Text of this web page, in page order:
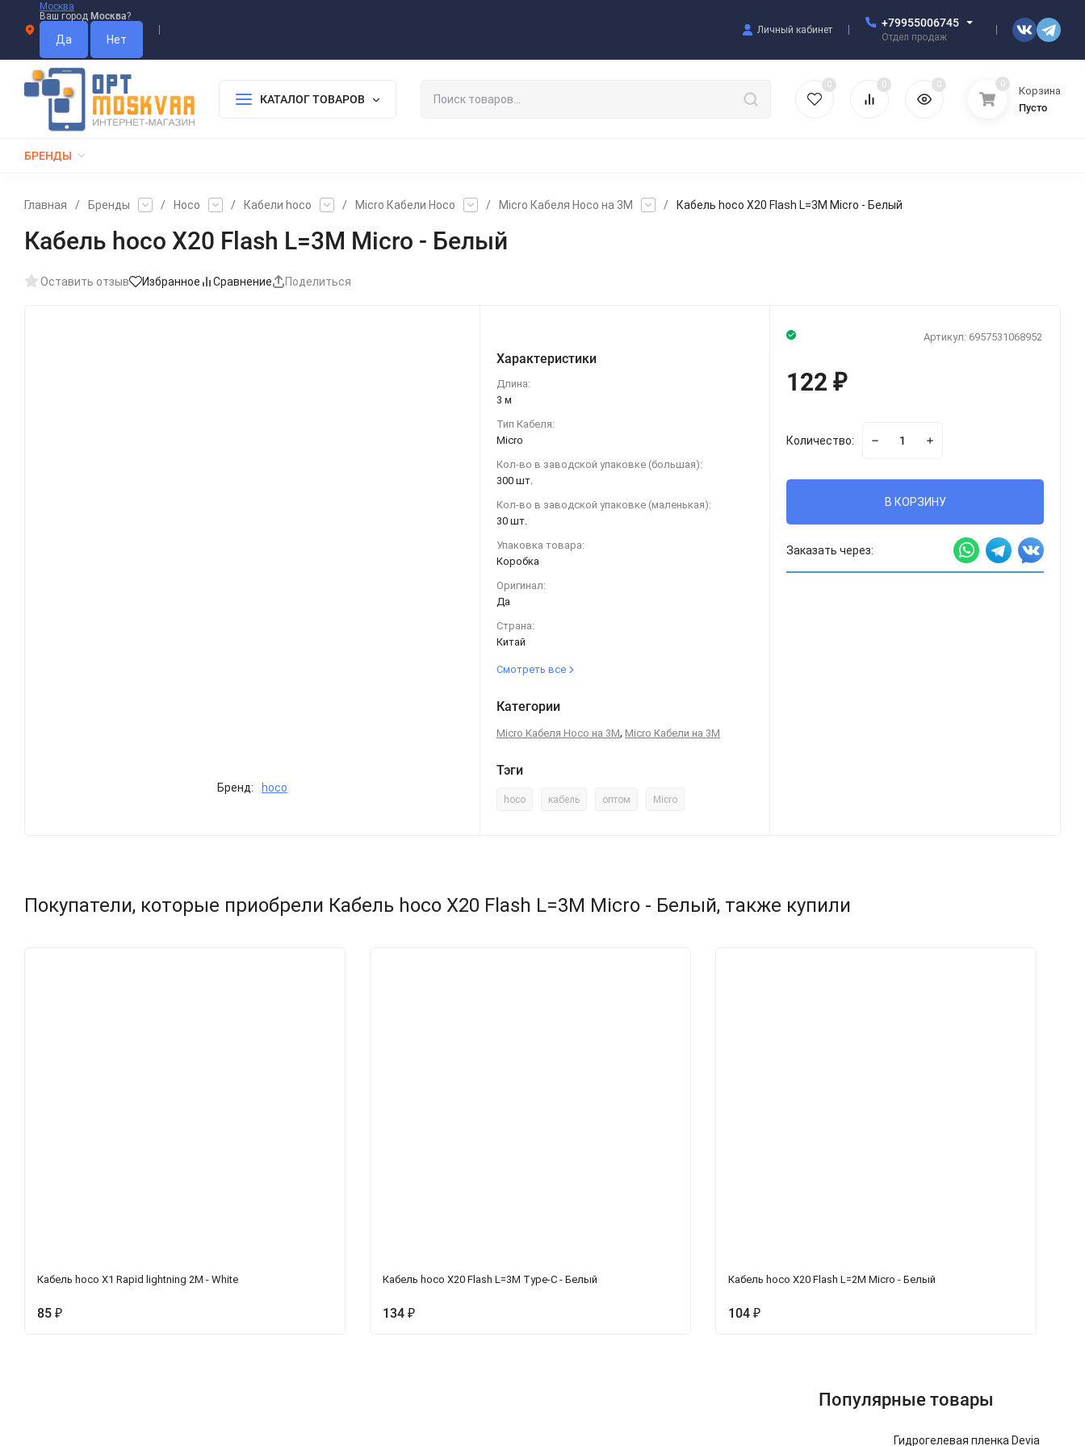
Москва
Ваш город Москва?
Личный кабинет
+79955006745
Отдел продаж
КАТАЛОГ ТОВАРОВ
0 0 0 0
Корзина
Пусто
БРЕНДЫ
Главная / Бренды / Hoco / Кабели hoco / Micro Кабели Hoco / Micro Кабеля Hoco на 3М / Кабель hoco X20 Flash L=3M Micro - Белый
Кабель hoco X20 Flash L=3M Micro - Белый
Оставить отзыв Избранное Сравнение Поделиться
Бренд: hoco
Характеристики
Длина:
3 м
Тип Кабеля:
Micro
Кол-во в заводской упаковке (большая):
300 шт.
Кол-во в заводской упаковке (маленькая):
30 шт.
Упаковка товара:
Коробка
Оригинал:
Да
Страна:
Китай
Смотреть все
Категории
Micro Кабеля Hoco на 3М, Micro Кабели на 3М
Тэги
hoco кабель оптом Micro
Артикул: 6957531068952
122₽
Количество:
В КОРЗИНУ
Заказать через:
Покупатели, которые приобрели Кабель hoco X20 Flash L=3M Micro - Белый, также купили
Кабель hoco X1 Rapid lightning 2M - White
85 ₽
Кабель hoco X20 Flash L=3M Type-C - Белый
134 ₽
Кабель hoco X20 Flash L=2M Micro - Белый
104 ₽
Популярные товары
Гидрогелевая пленка Devia